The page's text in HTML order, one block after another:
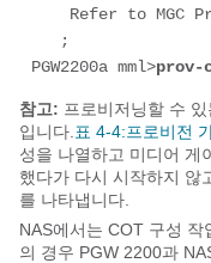
PGW2200a mml>prov-
참고: 프로비저닝할 수
입니다.표 4-4:프로비전
성을 나열하고 미디어 게
했다가 다시 시작하지 않
를 나타냅니다.
NAS에서는 COT 구성 작
의 경우 PGW 2200과